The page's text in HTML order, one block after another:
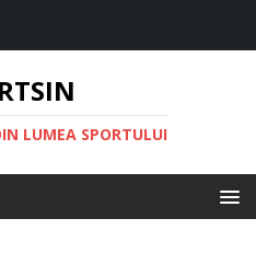
LUMEA SPORTULUI